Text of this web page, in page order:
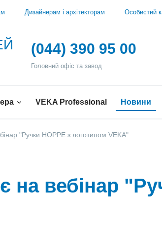
Дизайнерам і архітекторам Особистий
(044) 390 95 00
Головний офіс та завод
VEKA Professional Новини
"Ручки HOPPE з логотипом VEKA"
на вебінар